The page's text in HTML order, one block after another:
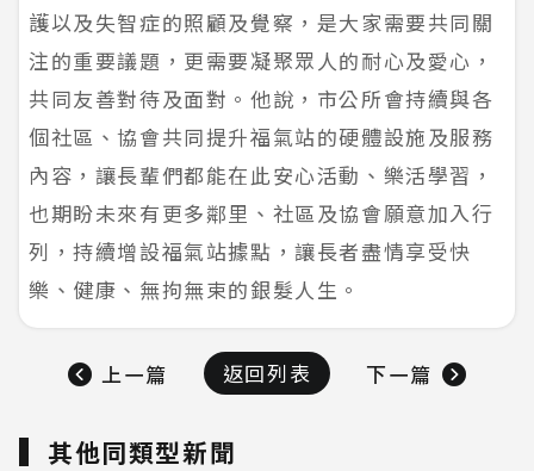
護以及失智症的照顧及覺察，是大家需要共同關
注的重要議題，更需要凝聚眾人的耐心及愛心，
共同友善對待及面對。他說，市公所會持續與各
個社區、協會共同提升福氣站的硬體設施及服務
內容，讓長輩們都能在此安心活動、樂活學習，
也期盼未來有更多鄰里、社區及協會願意加入行
列，持續增設福氣站據點，讓長者盡情享受快
樂、健康、無拘無束的銀髮人生。
上一篇 返回列表 下一篇
其他同類型新聞